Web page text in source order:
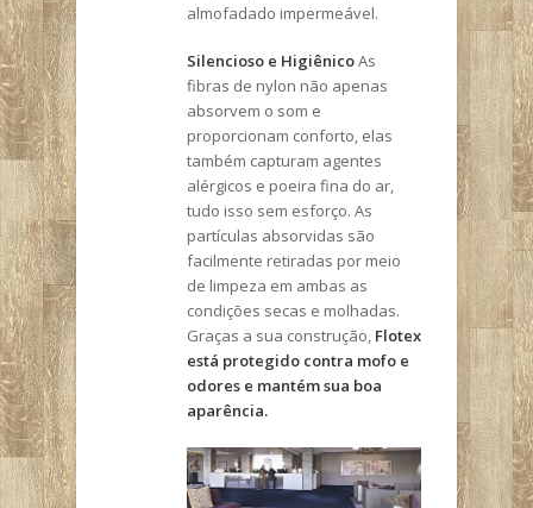
almofadado impermeável.
Silencioso e HigiênicoAs
fibras de nylon não apenas
absorvem o som e
proporcionam conforto, elas
também capturam agentes
alérgicos e poeira fina do ar,
tudo isso sem esforço. As
partículas absorvidas são
facilmente retiradas por meio
de limpeza em ambas as
condições secas e molhadas.
Graças a sua construção, Flotex
está protegido contra mofo e
odores e mantém sua boa
aparência.